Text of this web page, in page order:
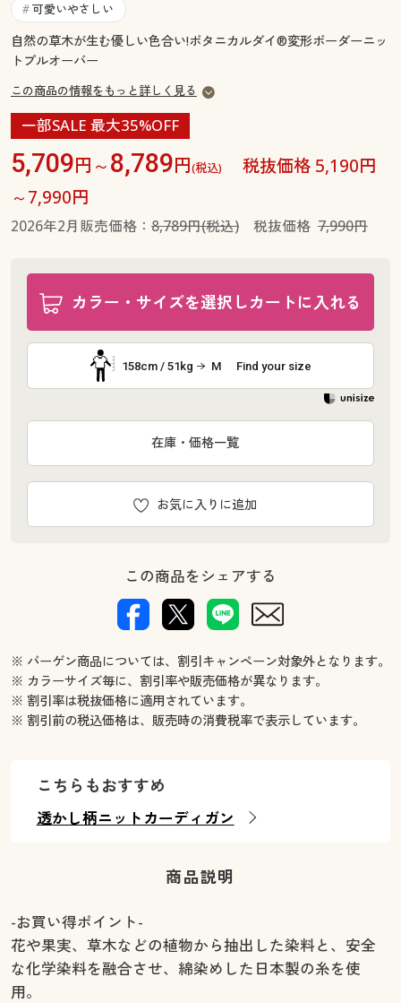
ご利用ガイド
よくある質問とお問い合わせ
# 可愛いやさしい
自然の草木が生む優しい色合い!ボタニカルダイ®変形ボーダーニッ
トプルオーバー
この商品の情報をもっと詳しく見る
一部SALE 最大35%OFF
5,709円～8,789円(税込)
税抜価格 5,190円
～7,990円
2026年2月販売価格： 8,789円(税込)税抜価格 7,990円
カラー・サイズを選択しカートに入れる
158cm / 51kg M Find your size
お気に入りに追加
在庫・価格一覧
この商品をシェアする
※ バーゲン商品については、割引キャンペーン対象外となります。
※ カラーサイズ毎に、割引率や販売価格が異なります。
※ 割引率は税抜価格に適用されています。
※ 割引前の税込価格は、販売時の消費税率で表示しています。
こちらもおすすめ
透かし柄ニットカーディガン
商品説明
-お買い得ポイント-
花や果実、草木などの植物から抽出した染料と、安全
な化学染料を融合させ、綿染めした日本製の糸を使
用。